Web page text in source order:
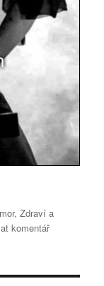
,Zdraví a
komentářpro
názvem